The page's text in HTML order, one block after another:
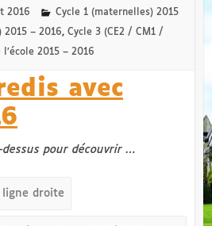
2016 Cycle 1 (maternelles) 2015
2015 – 2016, Cycle 3 (CE2 / CM1 /
l’école 2015 – 2016
avec
pour découvrir …
droite